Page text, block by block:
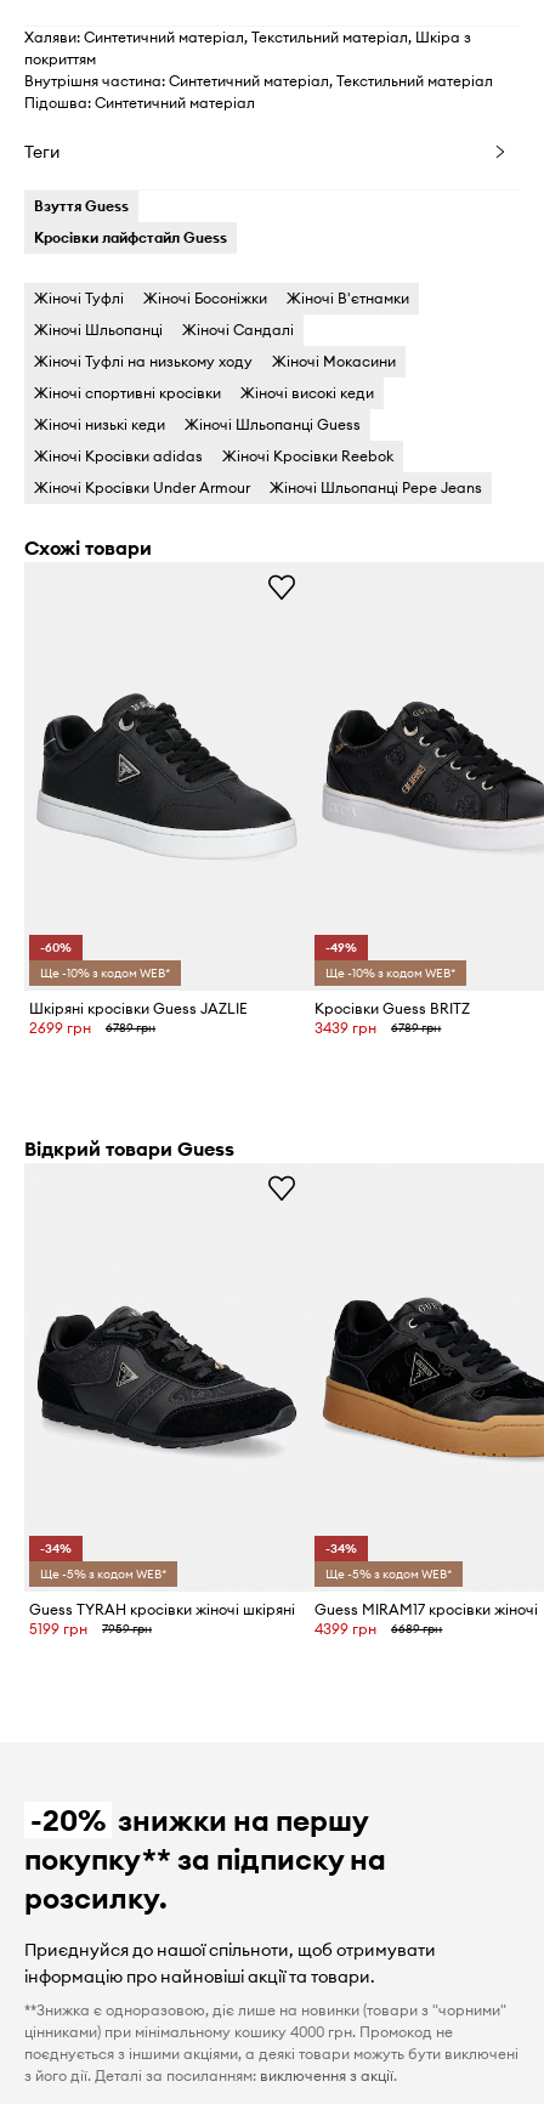
Халяви: Синтетичний матеріал, Текстильний матеріал, Шкіра з
покриттям
Внутрішня частина: Синтетичний матеріал, Текстильний матеріал
Підошва: Синтетичний матеріал
Теги
Взуття Guess
Кросівки лайфстайл Guess
Жіночі Туфлі Жіночі Босоніжки
Жіночі В'єтнамки
Жіночі Шльопанці
Жіночі Сандалі
Жіночі Туфлі на низькому ходу
Жіночі Мокасини
Жіночі спортивні кросівки
Жіночі високі кеди
Жіночі низькі кеди
Жіночі Шльопанці Guess
Жіночі Кросівки adidas
Жіночі Кросівки Reebok
Жіночі Кросівки Under Armour
Жіночі Шльопанці Pepe Jeans
Схожі товари
-60%
Ще -10% з кодом WEB*
Шкіряні кросівки Guess JAZLIE
2699 грн
6789 грн
-49%
Ще -10% з кодом WEB*
Кросівки Guess BRITZ
3439 грн
6789 грн
Відкрий товари Guess
-34%
Ще -5% з кодом WEB*
Guess TYRAH кросівки жіночі шкіряні
5199 грн
7959 грн
-34%
Ще -5% з кодом WEB*
Guess MIRAM17 кросівки жіночі
4399 грн
6689 грн
-20% знижки на першу
покупку** за підписку на
розсилку.
Приєднуйся до нашої спільноти, щоб отримувати
інформацію про найновіші акції та товари.
**Знижка є одноразовою, діє лише на новинки (товари з "чорними"
цінниками) при мінімальному кошику 4000 грн. Промокод не
поєднується з іншими акціями, а деякі товари можуть бути виключені
з його дії. Деталі за посиланням: виключення з акції.